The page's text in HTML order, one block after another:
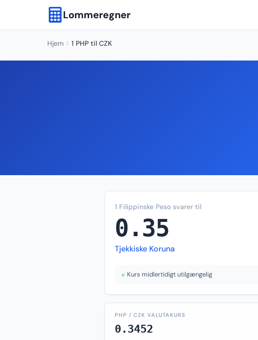
Lommeregner
Hjem 1 PHP til CZK
1 Filippinske Peso svarer til
0.35
Tjekkiske Koruna
Kurs midlertidigt utilgængelig
PHP / CZK VALUTAKURS
0.3452